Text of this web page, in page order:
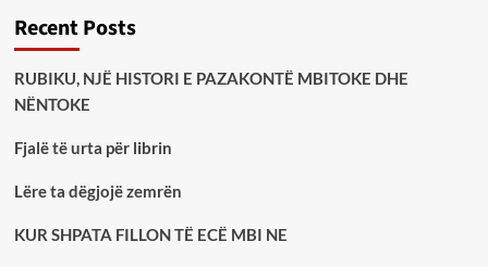
Recent Posts
RUBIKU, NJË HISTORI E PAZAKONTË MBITOKE DHE
NËNTOKE
Fjalë të urta për librin
Lëre ta dëgjojë zemrën
KUR SHPATA FILLON TË ECË MBI NE